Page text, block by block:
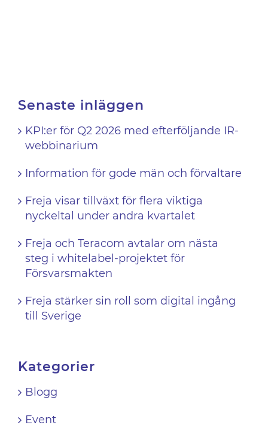
Senaste inläggen
KPI:er för Q2 2026 med efterföljande IR-
webbinarium
Information för gode män och förvaltare
Freja visar tillväxt för flera viktiga
nyckeltal under andra kvartalet
Freja och Teracom avtalar om nästa
steg i whitelabel-projektet för
Försvarsmakten
Freja stärker sin roll som digital ingång
till Sverige
Kategorier
Blogg
Event